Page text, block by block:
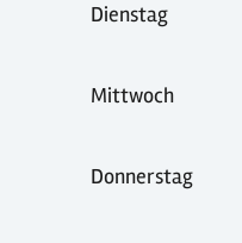
Dienstag
Mittwoch
Donnerstag